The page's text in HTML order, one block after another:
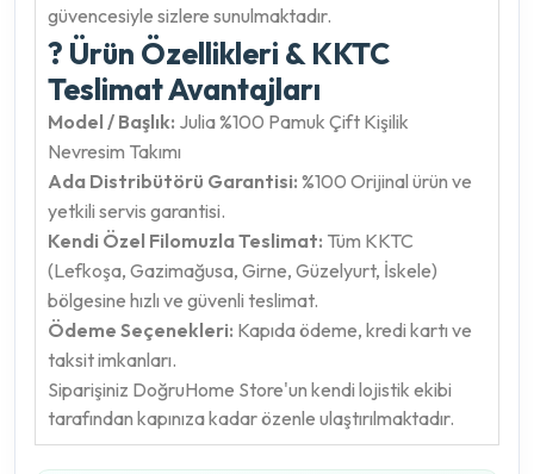
güvencesiyle sizlere sunulmaktadır.
? Ürün Özellikleri & KKTC
Teslimat Avantajları
Model / Başlık: Julia %100 Pamuk Çift Kişilik
Nevresim Takımı
Ada Distribütörü Garantisi: %100 Orijinal ürün ve
yetkili servis garantisi.
Kendi Özel Filomuzla Teslimat: Tüm KKTC
(Lefkoşa, Gazimağusa, Girne, Güzelyurt, İskele)
bölgesine hızlı ve güvenli teslimat.
Ödeme Seçenekleri: Kapıda ödeme, kredi kartı ve
taksit imkanları.
Siparişiniz DoğruHome Store'un kendi lojistik ekibi
tarafından kapınıza kadar özenle ulaştırılmaktadır.